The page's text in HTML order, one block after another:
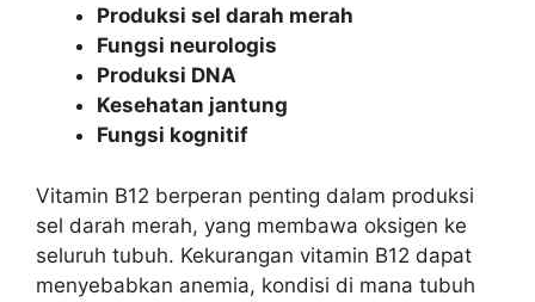
Produksi sel darah merah
Fungsi neurologis
Produksi DNA
Kesehatan jantung
Fungsi kognitif
Vitamin B12 berperan penting dalam produksi
sel darah merah, yang membawa oksigen ke
seluruh tubuh. Kekurangan vitamin B12 dapat
menyebabkan anemia, kondisi di mana tubuh